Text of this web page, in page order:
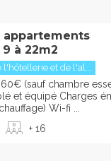
appartements
à 22m2
l'hôtellerie et de l'al...
(sauf chambre
et équipé Charges
Wi-fi ...
+ 16